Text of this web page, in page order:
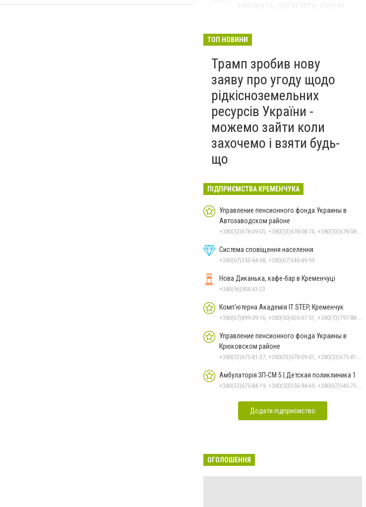
ТОП НОВИНИ
Трамп зробив нову
заяву про угоду щодо
рідкісноземельних
ресурсів України -
можемо зайти коли
захочемо і взяти будь-
що
ПІДПРИЄМСТВА КРЕМЕНЧУКА
Управление пенсионного фонда Украины в
Автозаводском районе
+380(53)678-09-05, +380(53)678-08-74, +380(53)678-08-83, +380(53)678-08-41, +380(53)678-08-86
Система сповіщення населення
+380(67)350-44-68, +380(67)340-49-59
Нова Диканька, кафе-бар в Кременчуці
+380(96)904-63-23
Комп'ютерна Академія IT STEP, Кременчук
+380(67)899-09-16, +380(50)426-07-51, +380(73)797-88-17
Управление пенсионного фонда Украины в
Крюковском районе
+380(53)675-81-37, +380(53)678-09-01, +380(53)675-81-32, +380(53)675-81-40, +380(53)675-81-33, +380(53)675-81-38, +380(53)675-81-31, +380(53)678-08-87
Амбулаторія ЗП-СМ 5 | Детская поликлиника 1
+380(53)675-84-19, +380(50)356-94-69, +380(67)540-73-87
Додати підприємство
ОГОЛОШЕННЯ